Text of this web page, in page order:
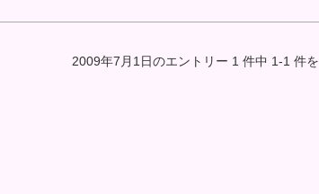
2009年7月1日のエントリー 1 件中 1-1 件を